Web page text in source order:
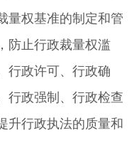
量权基准的制定和管
防止行政裁量权滥
行政许可、行政确
行政强制、行政检查
升行政执法的质量和